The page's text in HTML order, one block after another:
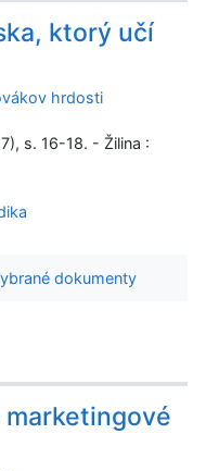
ktorý učí
hrdosti
s. 16-18. - Žilina :
dokumenty